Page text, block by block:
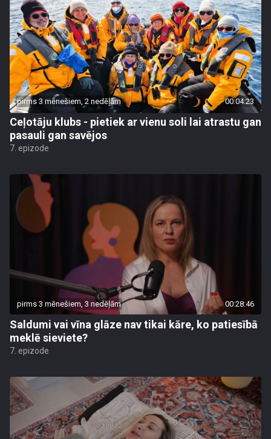
pirms 3 mēnešiem, 2 nedēļām 00:04:23
Ceļotāju klubs - pietiek ar vienu soli lai atrastu gan
pasauli gan savējos
7. epizode
pirms 3 mēnešiem, 3 nedēļām 00:28:46
Saldumi vai vīna glāze nav tikai kāre, ko patiesībā
meklē sieviete?
7. epizode